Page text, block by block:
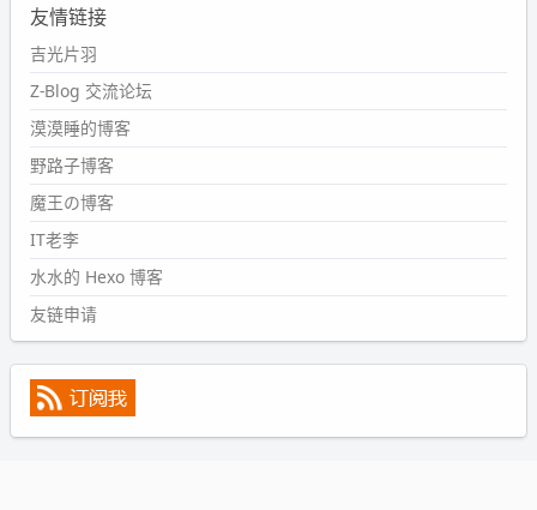
#PubWord
然后天凉了，为了应对踢被子买了睡袋，不知道 1.2 米会不
会略窄。。
wdssmq
2024-09-09 19:43:00
#PubWord
表，21 年 11 月底发现 B 站上线了这部，直到前几天才看
完，还是分两次看的。。接下来有五项是 2019 年的，都是
电影 —— 略长的待办列表。。
友情链接
吉光片羽
Z-Blog 交流论坛
漠漠睡的博客
野路子博客
魔王の博客
IT老李
水水的 Hexo 博客
友链申请